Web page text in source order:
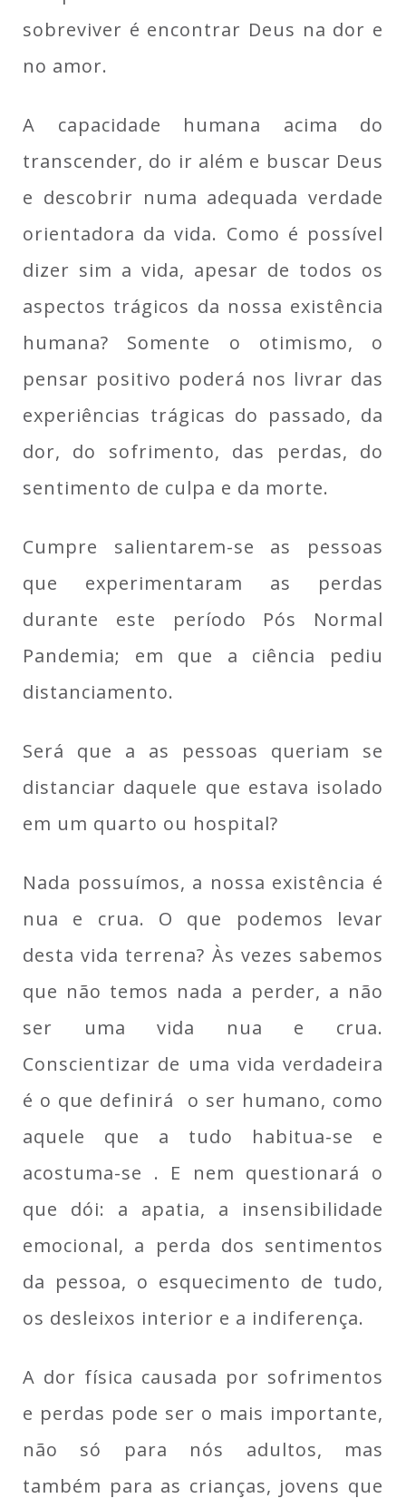
sobreviver é encontrar Deus na dor e
no amor.
A capacidade humana acima do
transcender, do ir além e buscar Deus
e descobrir numa adequada verdade
orientadora da vida. Como é possível
dizer sim a vida, apesar de todos os
aspectos trágicos da nossa existência
humana? Somente o otimismo, o
pensar positivo poderá nos livrar das
experiências trágicas do passado, da
dor, do sofrimento, das perdas, do
sentimento de culpa e da morte.
Cumpre salientarem-se as pessoas
que experimentaram as perdas
durante este período Pós Normal
Pandemia; em que a ciência pediu
distanciamento.
Será que a as pessoas queriam se
distanciar daquele que estava isolado
em um quarto ou hospital?
Nada possuímos, a nossa existência é
nua e crua. O que podemos levar
desta vida terrena? Às vezes sabemos
que não temos nada a perder, a não
ser uma vida nua e crua.
Conscientizar de uma vida verdadeira
é o que definirá o ser humano, como
aquele que a tudo habitua-se e
acostuma-se . E nem questionará o
que dói: a apatia, a insensibilidade
emocional, a perda dos sentimentos
da pessoa, o esquecimento de tudo,
os desleixos interior e a indiferença.
A dor física causada por sofrimentos
e perdas pode ser o mais importante,
não só para nós adultos, mas
também para as crianças, jovens que